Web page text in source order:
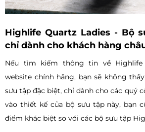
Highlife Quartz Ladies - Bộ
chỉ dành cho khách hàng
Nếu tìm kiếm thông tin về Highlife
website chính hãng, bạn sẽ không
sưu tập đặc biệt, chỉ dành cho các quý
vào thiết kế của bộ sưu tập này, bạn
điểm khác biệt so với các bộ sưu tập